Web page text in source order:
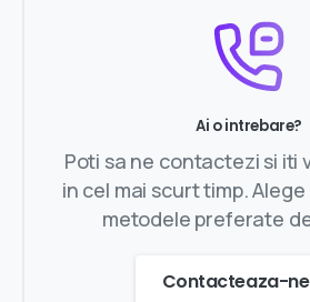
Ai o intrebare?
Poti sa ne contactezi si iti
in cel mai scurt timp.
metodele preferate
Contacteaza-ne